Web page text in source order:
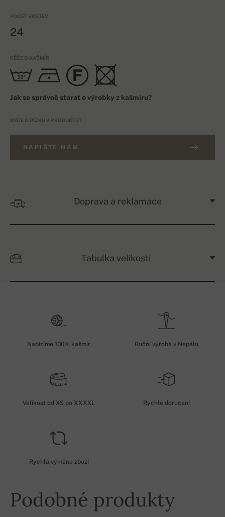
POČET VRSTEV
24
PÉČE O KAŠMÍR
Jak se správně starat o výrobky z kašmíru?
MÁTE OTÁZKU K PRODUKTU?
NAPIŠTE NÁM
Doprava a reklamace
Tabulka velikostí
Nabízíme 100% kašmír Ruční výroba v Nepálu
Velikost od XS po XXXXL Rychlé doručení
Rychlá výměna zboží
Podobné produkty